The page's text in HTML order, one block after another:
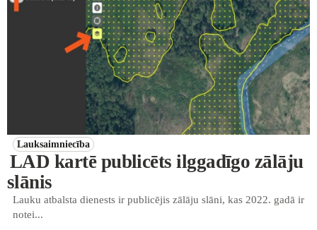
Lauksaimniecība
LAD kartē publicēts ilggadīgo zālāju
slānis
Lauku atbalsta dienests ir publicējis zālāju slāni, kas 2022. gadā ir
notei...